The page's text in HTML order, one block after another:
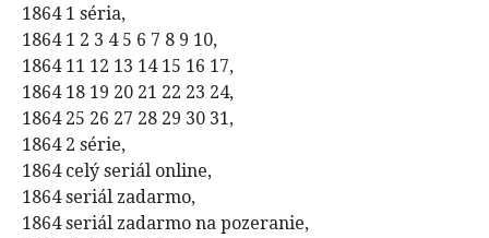
1864 1 séria,
1864 1 2 3 4 5 6 7 8 9 10,
1864 11 12 13 14 15 16 17,
1864 18 19 20 21 22 23 24,
1864 25 26 27 28 29 30 31,
1864 2 série,
1864 celý seriál online,
1864 seriál zadarmo,
1864 seriál zadarmo na pozeranie,